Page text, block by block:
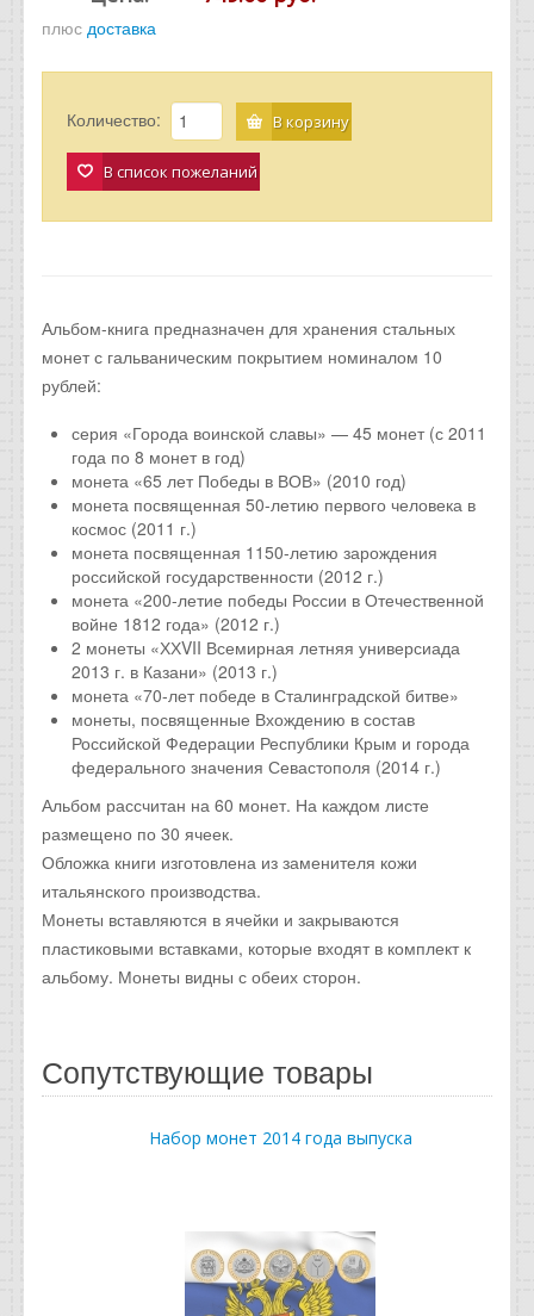
плюс доставка
Количество: В корзину
В список пожеланий
Альбом-книга предназначен для хранения стальных
монет с гальваническим покрытием номиналом 10
рублей:
серия «Города воинской славы» — 45 монет (с 2011
года по 8 монет в год)
монета «65 лет Победы в ВОВ» (2010 год)
монета посвященная 50-летию первого человека в
космос (2011 г.)
монета посвященная 1150-летию зарождения
российской государственности (2012 г.)
монета «200-летие победы России в Отечественной
войне 1812 года» (2012 г.)
2 монеты «ХХVII Всемирная летняя универсиада
2013 г. в Казани» (2013 г.)
монета «70-лет победе в Сталинградской битве»
монеты, посвященные Вхождению в состав
Российской Федерации Республики Крым и города
федерального значения Севастополя (2014 г.)
Альбом рассчитан на 60 монет. На каждом листе
размещено по 30 ячеек.
Обложка книги изготовлена из заменителя кожи
итальянского производства.
Монеты вставляются в ячейки и закрываются
пластиковыми вставками, которые входят в комплект к
альбому. Монеты видны с обеих сторон.
Сопутствующие товары
Набор монет 2014 года выпуска